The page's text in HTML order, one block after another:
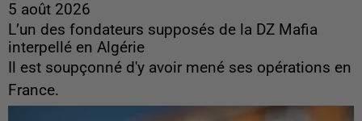
5 août 2026
L’un des fondateurs supposés de la DZ Mafia
interpellé en Algérie
Il est soupçonné d'y avoir mené ses opérations en
France.